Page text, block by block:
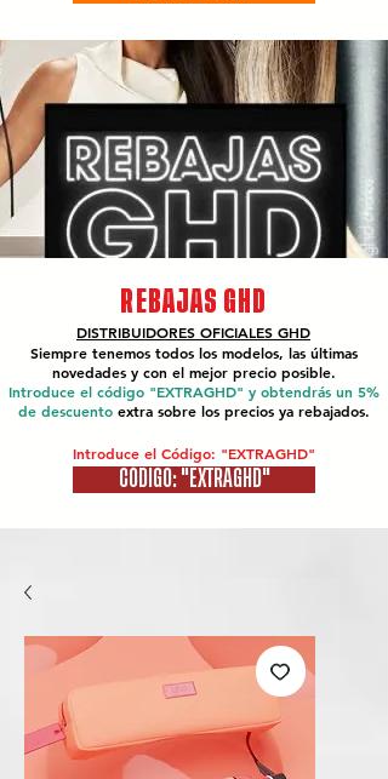
REBAJAS GHD
DISTRIBUIDORES OFICIALES GHD
Siempre tenemos todos los modelos, las últimas
novedades y con el mejor precio posible.
Introduce el código "EXTRAGHD" y obtendrás un 5%
de descuento extra sobre los precios ya rebajados.
Introduce el Código: "EXTRAGHD"
CÓDIGO: "EXTRAGHD"